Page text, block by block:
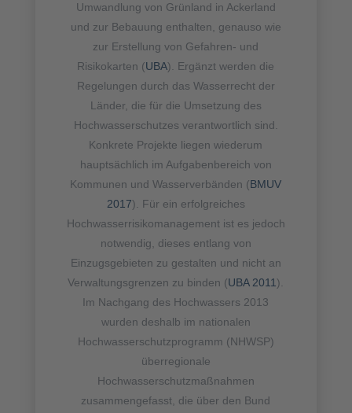
Umwandlung von Grünland in Ackerland
und zur Bebauung enthalten, genauso wie
zur Erstellung von Gefahren- und
Risikokarten (UBA). Ergänzt werden die
Regelungen durch das Wasserrecht der
Länder, die für die Umsetzung des
Hochwasserschutzes verantwortlich sind.
Konkrete Projekte liegen wiederum
hauptsächlich im Aufgabenbereich von
Kommunen und Wasserverbänden (BMUV
2017). Für ein erfolgreiches
Hochwasserrisikomanagement ist es jedoch
notwendig, dieses entlang von
Einzugsgebieten zu gestalten und nicht an
Verwaltungsgrenzen zu binden (UBA 2011).
Im Nachgang des Hochwassers 2013
wurden deshalb im nationalen
Hochwasserschutzprogramm (NHWSP)
überregionale
Hochwasserschutzmaßnahmen
zusammengefasst, die über den Bund